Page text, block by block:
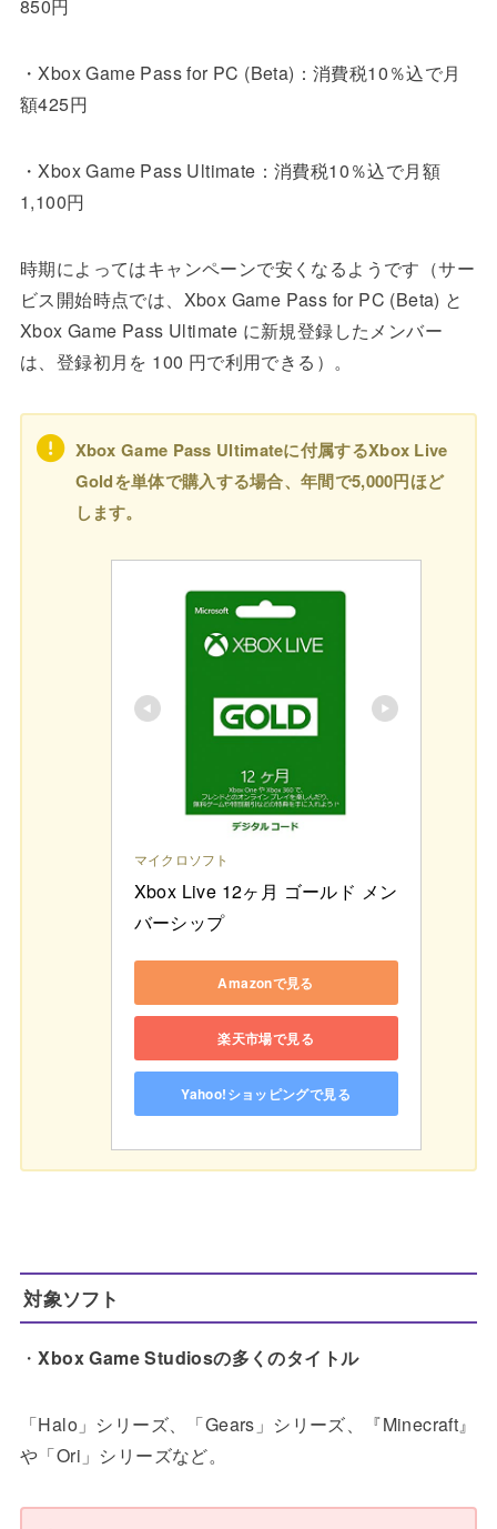
850円
・Xbox Game Pass for PC (Beta)：消費税10％込で月
額425円
・Xbox Game Pass Ultimate：消費税10％込で月額
1,100円
時期によってはキャンペーンで安くなるようです（サー
ビス開始時点では、Xbox Game Pass for PC (Beta) と
Xbox Game Pass Ultimate に新規登録したメンバー
は、登録初月を 100 円で利用できる）。
Xbox Game Pass Ultimateに付属するXbox Live
Goldを単体で購入する場合、年間で5,000円ほど
します。
マイクロソフト
Xbox Live 12ヶ月 ゴールド メン
バーシップ
Amazonで見る
楽天市場で見る
Yahoo!ショッピングで見る
対象ソフト
・Xbox Game Studiosの多くのタイトル
「Halo」シリーズ、「Gears」シリーズ、『Minecraft』
や「Ori」シリーズなど。